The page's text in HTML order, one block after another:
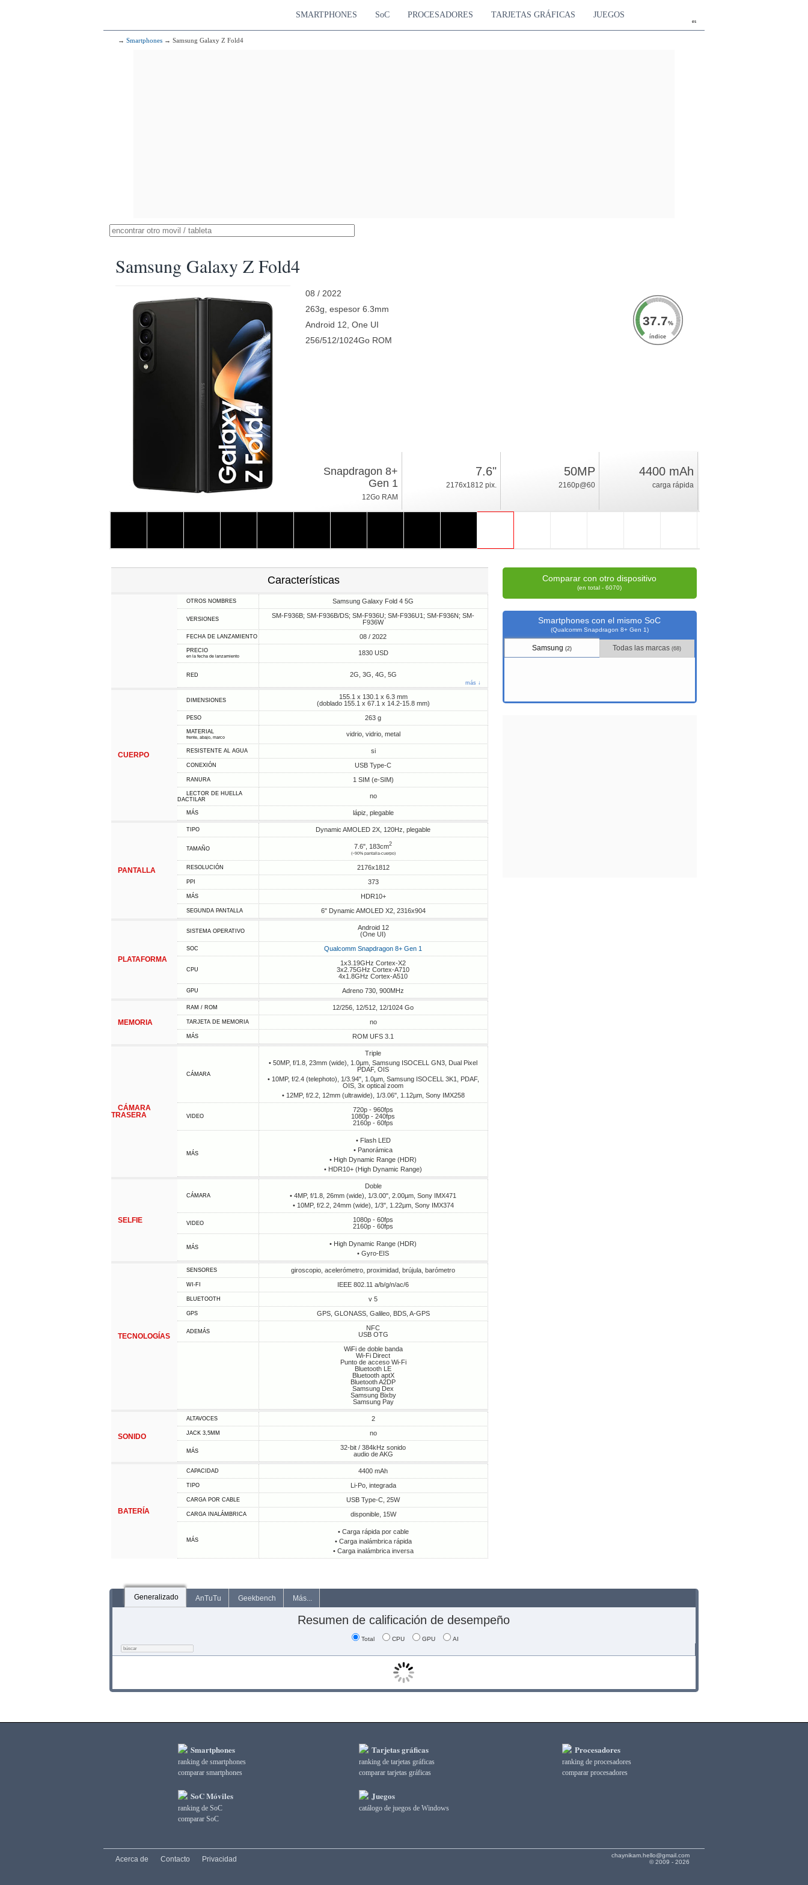
es
SMARTPHONES SoC PROCESADORES TARJETAS GRÁFICAS JUEGOS
→ Smartphones → Samsung Galaxy Z Fold4
Samsung Galaxy Z Fold4
08 / 2022
263g, espesor 6.3mm
Android 12, One UI
256/512/1024Go ROM
37.7%
índice
Snapdragon 8+
Gen 1
12Go RAM
7.6"
2176x1812 pix.
50MP
2160p@60
4400 mAh
carga rápida
Características
OTROS NOMBRES Samsung Galaxy Fold 4 5G
VERSIONES
SM-F936B; SM-F936B/DS; SM-F936U; SM-F936U1; SM-F936N; SM-
F936W
FECHA DE LANZAMIENTO 08 / 2022
PRECIO
en la fecha de lanzamiento 1830 USD
RED 2G, 3G, 4G, 5G
más ↓
CUERPO
DIMENSIONES
155.1 x 130.1 x 6.3 mm
(doblado 155.1 x 67.1 x 14.2-15.8 mm)
PESO 263 g
MATERIAL
frente, abajo, marco vidrio, vidrio, metal
RESISTENTE AL AGUA si
CONEXIÓN USB Type-C
RANURA 1 SIM (e-SIM)
LECTOR DE HUELLA
DACTILAR
no
MÁS lápiz, plegable
PANTALLA
TIPO Dynamic AMOLED 2X, 120Hz, plegable
TAMAÑO 7.6", 183cm2
(~90% pantalla-cuerpo)
RESOLUCIÓN 2176x1812
PPI 373
MÁS HDR10+
SEGUNDA PANTALLA 6" Dynamic AMOLED X2, 2316x904
PLATAFORMA
SISTEMA OPERATIVO
Android 12
(One UI)
SOC Qualcomm Snapdragon 8+ Gen 1
CPU
1x3.19GHz Cortex-X2
3x2.75GHz Cortex-A710
4x1.8GHz Cortex-A510
GPU Adreno 730, 900MHz
MEMORIA
RAM / ROM 12/256, 12/512, 12/1024 Go
TARJETA DE MEMORIA no
MÁS ROM UFS 3.1
CÁMARA
TRASERA
CÁMARA
Triple
• 50MP, f/1.8, 23mm (wide), 1.0µm, Samsung ISOCELL GN3, Dual Pixel
PDAF, OIS
• 10MP, f/2.4 (telephoto), 1/3.94", 1.0µm, Samsung ISOCELL 3K1, PDAF,
OIS, 3x optical zoom
• 12MP, f/2.2, 12mm (ultrawide), 1/3.06", 1.12µm, Sony IMX258
VIDEO
720p - 960fps
1080p - 240fps
2160p - 60fps
MÁS
• Flash LED
• Panorámica
• High Dynamic Range (HDR)
• HDR10+ (High Dynamic Range)
SELFIE
CÁMARA
Doble
• 4MP, f/1.8, 26mm (wide), 1/3.00", 2.00µm, Sony IMX471
• 10MP, f/2.2, 24mm (wide), 1/3", 1.22µm, Sony IMX374
VIDEO
1080p - 60fps
2160p - 60fps
MÁS
• High Dynamic Range (HDR)
• Gyro-EIS
TECNOLOGÍAS
SENSORES giroscopio, acelerómetro, proximidad, brújula, barómetro
WI-FI IEEE 802.11 a/b/g/n/ac/6
BLUETOOTH v 5
GPS GPS, GLONASS, Galileo, BDS, A-GPS
ADEMÁS
NFC
USB OTG
WiFi de doble banda
Wi-Fi Direct
Punto de acceso Wi-Fi
Bluetooth LE
Bluetooth aptX
Bluetooth A2DP
Samsung Dex
Samsung Bixby
Samsung Pay
SONIDO
ALTAVOCES 2
JACK 3,5MM no
MÁS
32-bit / 384kHz sonido
audio de AKG
BATERÍA
CAPACIDAD 4400 mAh
TIPO Li-Po, integrada
CARGA POR CABLE USB Type-C, 25W
CARGA INALÁMBRICA disponible, 15W
MÁS
• Carga rápida por cable
• Carga inalámbrica rápida
• Carga inalámbrica inversa
Comparar con otro dispositivo
(en total - 6070)
Smartphones con el mismo SoC
(Qualcomm Snapdragon 8+ Gen 1)
Samsung(2) Todas las marcas(68)
Generalizado AnTuTu Geekbench Más...
Resumen de calificación de desempeño
Total CPU GPU AI
Smartphones
ranking de smartphones
comparar smartphones
SoC Móviles
ranking de SoC
comparar SoC
Tarjetas gráficas
ranking de tarjetas gráficas
comparar tarjetas gráficas
Juegos
catálogo de juegos de Windows
Procesadores
ranking de procesadores
comparar procesadores
chaynikam.hello@gmail.com
© 2009 - 2026
Acerca de Contacto Privacidad